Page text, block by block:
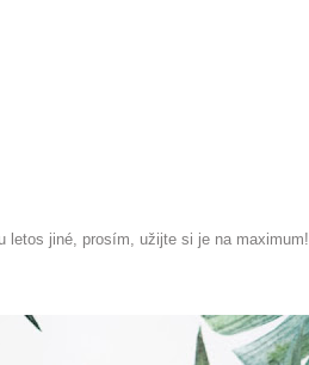
letos jiné, prosím, užijte si je na maximum!